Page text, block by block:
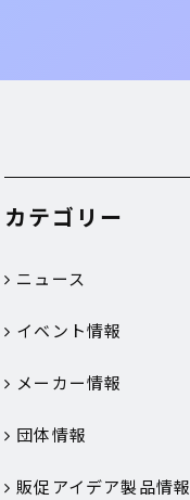
カテゴリー
ニュース
イベント情報
メーカー情報
団体情報
販促アイデア製品情報